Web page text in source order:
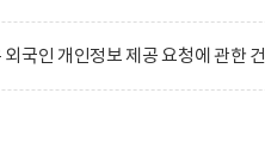
국인 개인정보 제공 요청에 관한 건